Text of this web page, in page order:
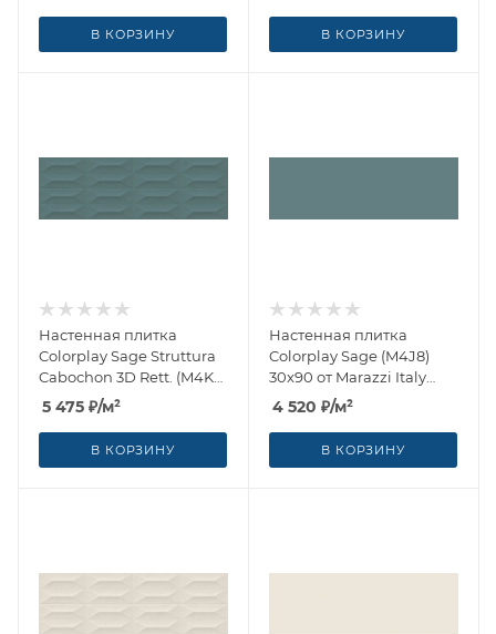
В КОРЗИНУ В КОРЗИНУ
Настенная плитка
Colorplay Sage Struttura
Cabochon 3D Rett. (M4KX)
30x90 от Marazzi Italy
(Италия)
5 475 ₽/м²
В КОРЗИНУ
Настенная плитка
Colorplay Sage (M4J8)
30x90 от Marazzi Italy
(Италия)
4 520 ₽/м²
В КОРЗИНУ